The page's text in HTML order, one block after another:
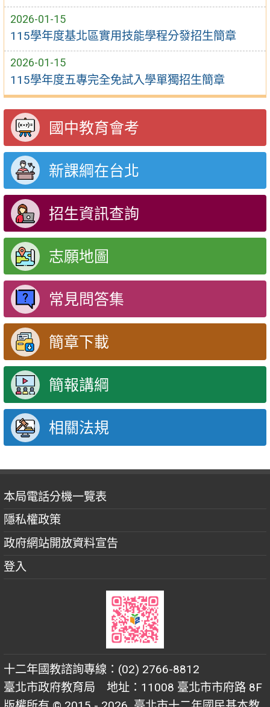
2026-01-15
115學年度基北區實用技能學程分發招生簡章
2026-01-15
115學年度五專完全免試入學單獨招生簡章
國中教育會考
新課綱在台北
招生資訊查詢
志願地圖
常見問答集
簡章下載
簡報講綱
相關法規
本局電話分機一覽表
隱私權政策
政府網站開放資料宣告
登入
十二年國教諮詢專線：(02) 2766-8812
臺北市政府教育局 地址：11008 臺北市市府路 8F